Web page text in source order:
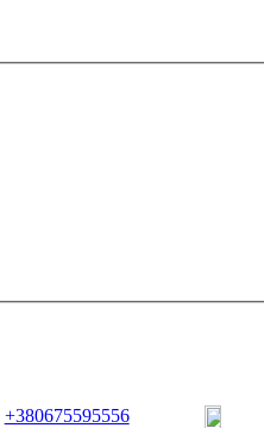
+380675595556